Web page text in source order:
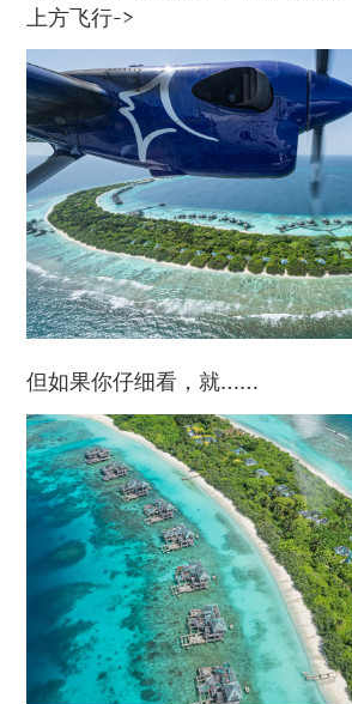
上方飞行->
但如果你仔细看，就……